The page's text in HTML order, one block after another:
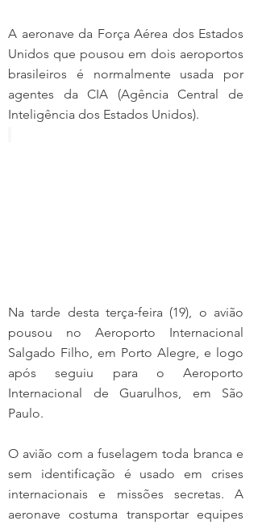
A aeronave da Força Aérea dos Estados
Unidos que pousou em dois aeroportos
brasileiros é normalmente usada por
agentes da CIA (Agência Central de
Inteligência dos Estados Unidos).
Na tarde desta terça-feira (19), o avião
pousou no Aeroporto Internacional
Salgado Filho, em Porto Alegre, e logo
após seguiu para o Aeroporto
Internacional de Guarulhos, em São
Paulo.
O avião com a fuselagem toda branca e
sem identificação é usado em crises
internacionais e missões secretas. A
aeronave costuma transportar equipes